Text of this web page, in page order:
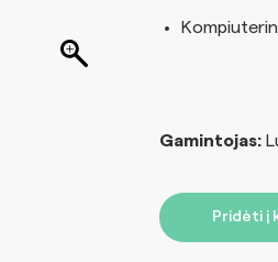
Gamintojas:
Pridėti į